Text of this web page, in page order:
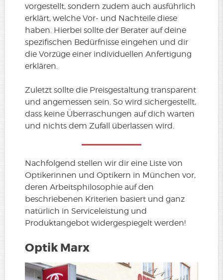
vorgestellt, sondern zudem auch ausführlich
erklärt, welche Vor- und Nachteile diese
haben. Hierbei sollte der Berater auf deine
spezifischen Bedürfnisse eingehen und dir
die Vorzüge einer individuellen Anfertigung
erklären.
Zuletzt sollte die Preisgestaltung transparent
und angemessen sein. So wird sichergestellt,
dass keine Überraschungen auf dich warten
und nichts dem Zufall überlassen wird.
Nachfolgend stellen wir dir eine Liste von
Optikerinnen und Optikern in München vor,
deren Arbeitsphilosophie auf den
beschriebenen Kriterien basiert und ganz
natürlich in Serviceleistung und
Produktangebot widergespiegelt werden!
Optik Marx